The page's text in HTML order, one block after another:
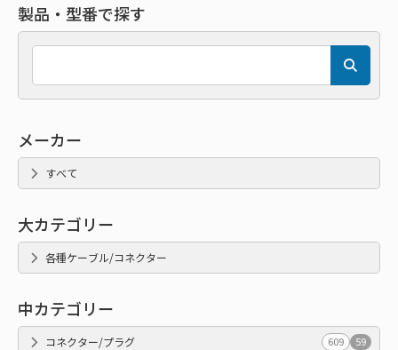
製品・型番で探す
メーカー
すべて
大カテゴリー
各種ケーブル/コネクター
中カテゴリー
コネクター/プラグ 609 59